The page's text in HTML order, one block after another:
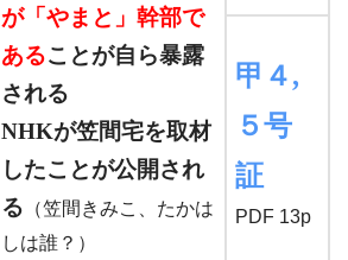
が「やまと」幹部で
あることが自ら暴露
される
NHKが笠間宅を取材
したことが公開され
る （笠間きみこ、たかは
しは誰？）
甲４,
５号
証
PDF 13p